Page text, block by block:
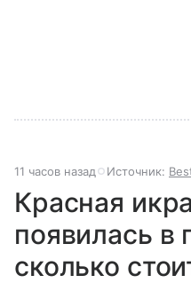
11 часов назад Источник:
Красная
появилась в
сколько